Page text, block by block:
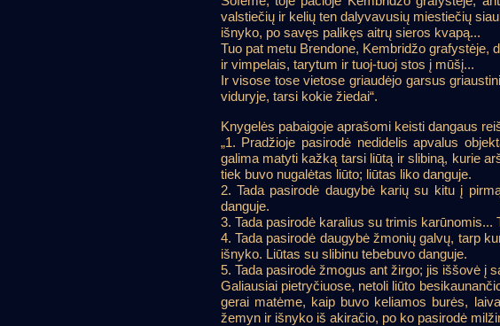
valstiečių ir kelių ten dalyvavusių miestiečių
išnyko, po savęs palikęs aitrų sieros kvapą...
Tuo pat metu Brendone, Kembridžo grafystėje,
ir vimpelais, tarytum ir tuoj-tuoj stos į mūšį...
Ir visose tose vietose griaudėjo garsus
viduryje, tarsi kokie žiedai“.
Knygelės pabaigoje aprašomi keisti dangaus
„1. Pradžioje pasirodė nedidelis apvalus
galima matyti kažką tarsi liūtą ir slibiną, kurie
tiek buvo nugalėtas liūto; liūtas liko danguje.
2. Tada pasirodė daugybė karių su kitu į
danguje.
3. Tada pasirodė karalius su trimis karūnomis...
4. Tada pasirodė daugybė žmonių galvų, tarp
išnyko. Liūtas su slibinu tebebuvo danguje.
5. Tada pasirodė žmogus ant žirgo; jis iššovė į
Galiausiai pietryčiuose, netoli liūto
gerai matėme, kaip buvo keliamos burės,
žemyn ir išnyko iš akiračio, po ko pasirodė